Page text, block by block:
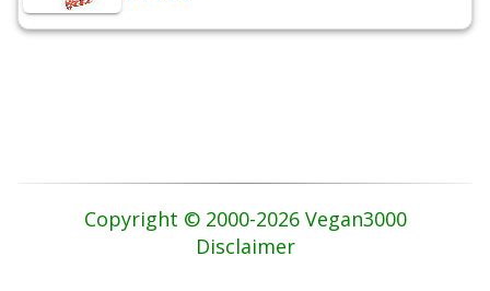
Copyright © 2000-2026 Vegan3000
Disclaimer